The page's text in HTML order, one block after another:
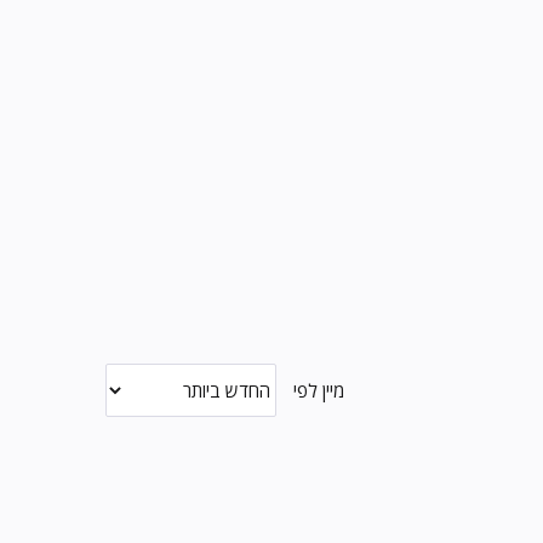
מיין לפי